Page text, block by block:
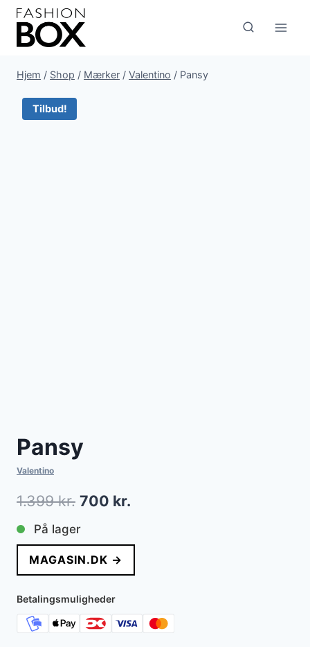
Fortsæt
indhold
Hjem / Shop / Mærker / Valentino / Pansy
Tilbud!
Pansy
Valentino
1.399kr. Den
oprindelige
pris
var:
1.399 kr..
700 kr.
pris
er:
På lager
MAGASIN.DK →
Betalingsmuligheder